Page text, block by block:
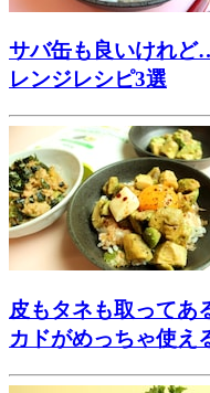
サバ缶も良いけれ
レンジレシピ3選
皮もタネも取って
カドがめっちゃ使え